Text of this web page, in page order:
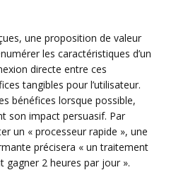
une proposition de valeur
les caractéristiques d’un
directe entre ces
tangibles pour l’utilisateur.
bénéfices lorsque possible,
son impact persuasif. Par
un « processeur rapide », une
précisera « un traitement
gagner 2 heures par jour ».